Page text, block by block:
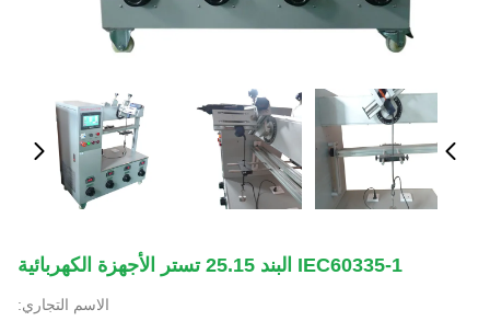
IEC60335-1 البند 25.15 تستر الأجهزة الكهربائية
الاسم التجاري: